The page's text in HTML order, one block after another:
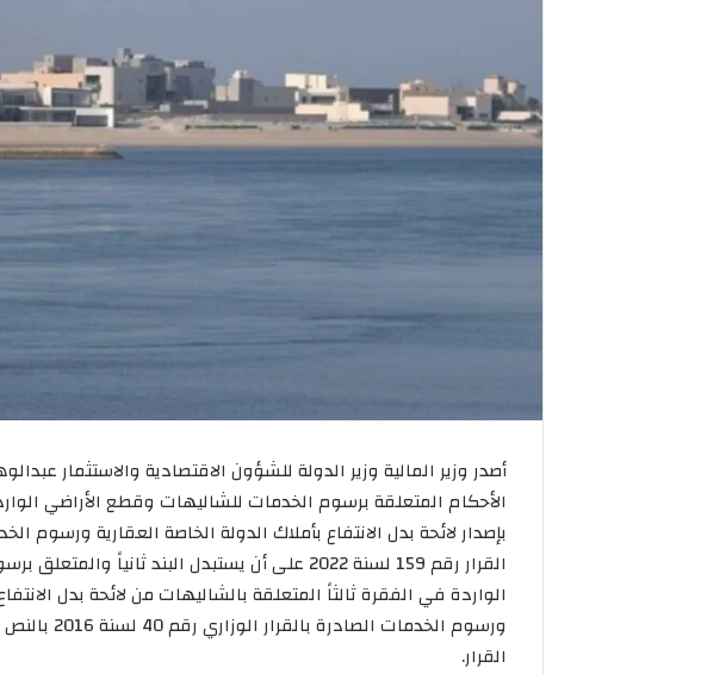
أصدر وزير المالية وزير الدولة للشؤون الاقتصادية والاستثمار
بإصدار لائحة بدل الانتفاع بأملاك الدولة الخاصة العقارية ورسوم
القرار رقم 159 لسنة 2022 على أن يستبدل البند
الواردة في الفقرة ثالثاً المتعلقة بالشاليهات من لائحة بدل
ورسوم
القرار.